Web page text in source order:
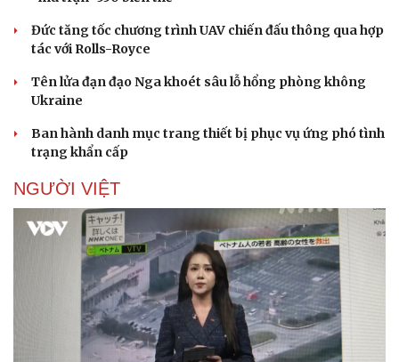
Doanh nghiệp
Thông tin doanh nghiệp
Doanh nhân
Vì cộng đồng
Công nghệ
Trải nghiệm
Đức tăng tốc chương trình UAV chiến đấu thông qua hợp
tác với Rolls-Royce
Tên lửa đạn đạo Nga khoét sâu lỗ hổng phòng không
Ukraine
Ban hành danh mục trang thiết bị phục vụ ứng phó tình
trạng khẩn cấp
NGƯỜI VIỆT